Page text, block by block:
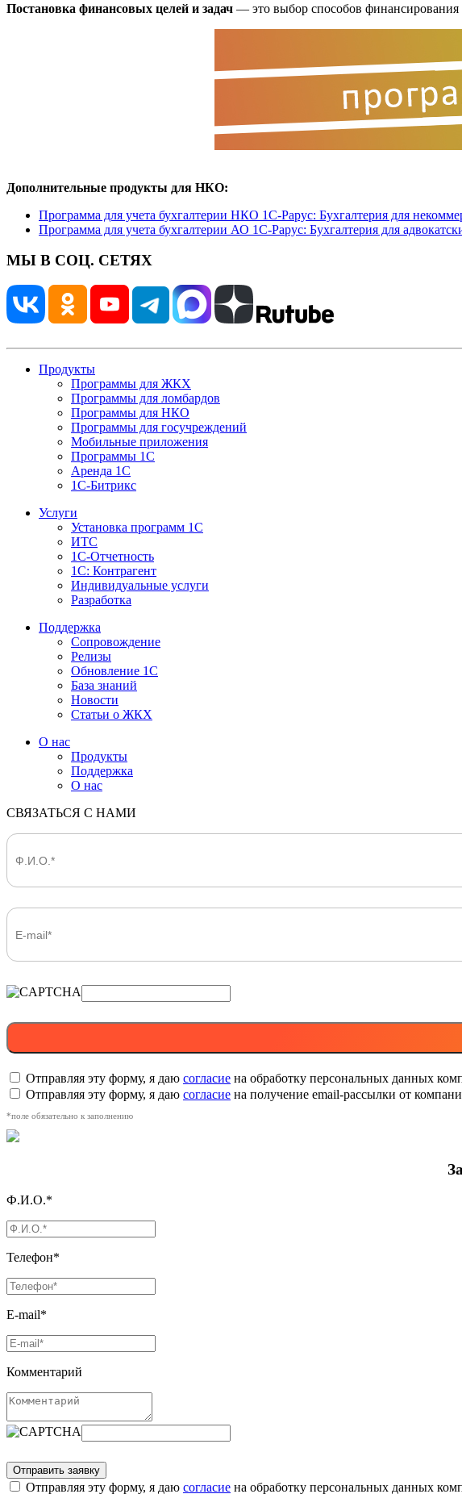
Постановка финансовых целей и задач — это выбор способов финансирования
Дополнительные продукты для НКО:
Программа для учета бухгалтерии НКО 1С-Рарус: Бухгалтерия для
Программа для учета бухгалтерии АО 1С-Рарус: Бухгалтерия для
МЫ В СОЦ. СЕТЯХ
Продукты
Программы для ЖКХ
Программы для ломбардов
Программы для НКО
Программы для госучреждений
Мобильные приложения
Программы 1С
Аренда 1С
1С-Битрикс
Услуги
Установка программ 1С
ИТС
1С-Отчетность
1С: Контрагент
Индивидуальные услуги
Разработка
Поддержка
Сопровождение
Релизы
Обновление 1С
База знаний
Новости
Статьи о ЖКХ
О нас
Продукты
Поддержка
О нас
СВЯЗАТЬСЯ С НАМИ
Отправляя эту форму, я даю согласие на обработку персональных данных
Отправляя эту форму, я даю согласие на получение email-рассылки от
*поле обязательно к заполнению
Ф.И.О.*
Телефон*
E-mail*
Комментарий
Отправляя эту форму, я даю согласие на обработку персональных данных